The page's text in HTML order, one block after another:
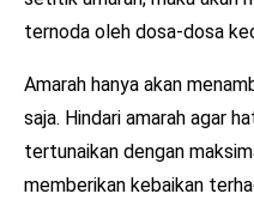
ternoda oleh dosa-dosa
Amarah hanya akan
saja. Hindari amarah agar
tertunaikan dengan
memberikan kebaikan